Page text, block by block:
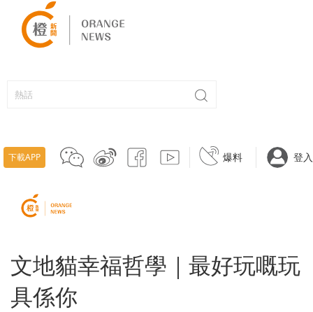
下載APP 爆料 登入
文地貓幸福哲學｜最好玩嘅玩
具係你